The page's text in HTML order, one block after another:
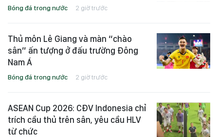
Bóng đá trong nước 2 giờ trước
Thủ môn Lê Giang và màn “chào
sân” ấn tượng ở đấu trường Đông
Nam Á
Bóng đá trong nước 2 giờ trước
ASEAN Cup 2026: CĐV Indonesia chỉ
trích cầu thủ trên sân, yêu cầu HLV
từ chức